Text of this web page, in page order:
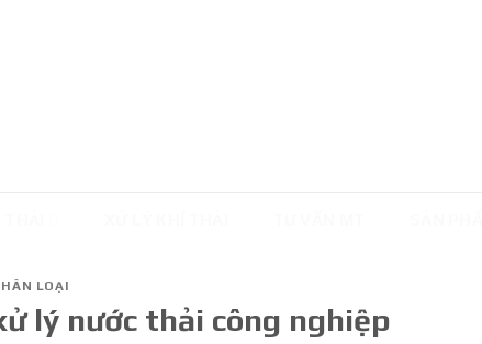
LOẠI
lý nước thải công nghiệp